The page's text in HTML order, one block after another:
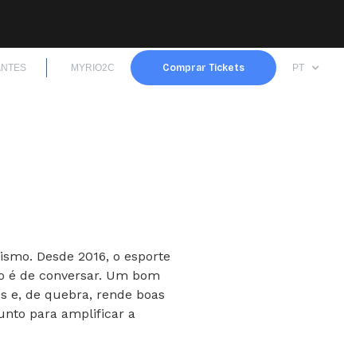
MYRIO2C Comprar Tickets PT
Desde 2016, o esporte
é de conversar. Um bom
e, de quebra, rende boas
para amplificar a